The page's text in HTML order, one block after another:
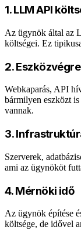
1. LLM API
Az ügynök által az
költségei. Ez
2.
Webkaparás, API
bármilyen eszközt
vannak.
3.
Szerverek,
ami az ügynököt
4. Mérnöki idő
Az ügynök építése
költsége, de idővel